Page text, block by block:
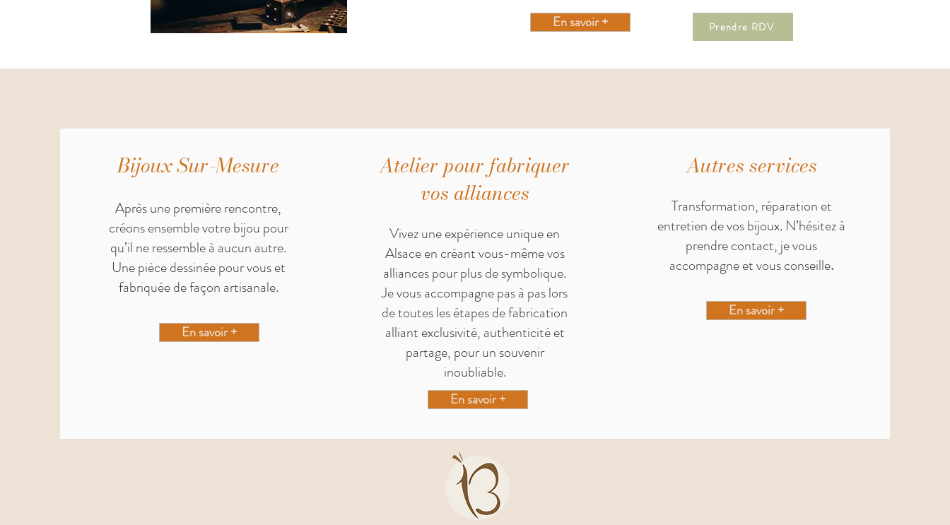
En savoir + Prendre RDV
Bijoux Sur-Mesure
Après une première rencontre,
créons ensemble votre bijou pour
qu’il ne ressemble à aucun autre.
Une pièce dessinée pour vous et
fabriquée de façon artisanale.
En savoir +
Atelier pour fabriquer
vos alliances
Vivez une expérience unique en
Alsace en créant vous-même vos
alliances pour plus de symbolique.
Je vous accompagne pas à pas lors
de toutes les étapes de fabrication
alliant exclusivité, authenticité et
partage, pour un souvenir
inoubliable.
En savoir +
Autres services
Transformation, réparation et
entretien de vos bijoux. N’hésitez à
prendre contact, je vous
accompagne et vous conseille.
En savoir +